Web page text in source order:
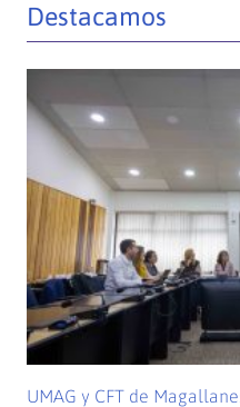
Destacamos
UMAG y CFT de